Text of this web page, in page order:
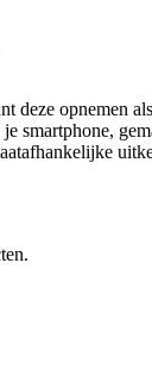
deze opnemen
smartphone,